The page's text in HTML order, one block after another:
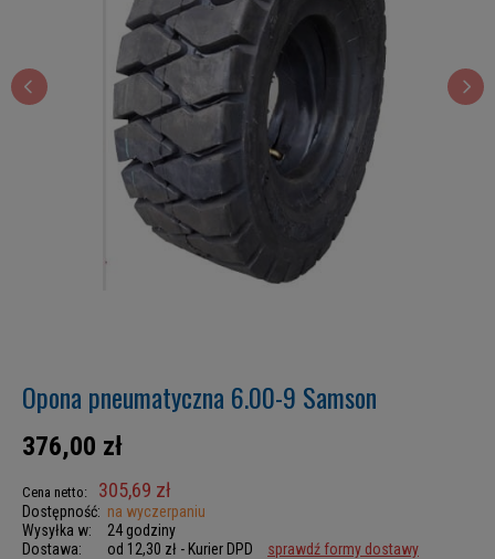
Opona pneumatyczna 6.00-9 Samson
376,00 zł
Cena netto: 305,69 zł
Dostępność: na wyczerpaniu
Wysyłka w:
24 godziny
Dostawa:
od 12,30 zł - Kurier DPD sprawdź formy dostawy